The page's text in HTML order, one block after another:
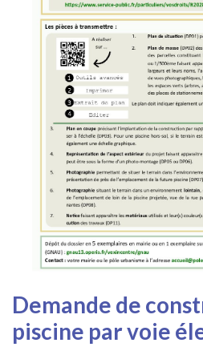
Demande de
piscine par voie